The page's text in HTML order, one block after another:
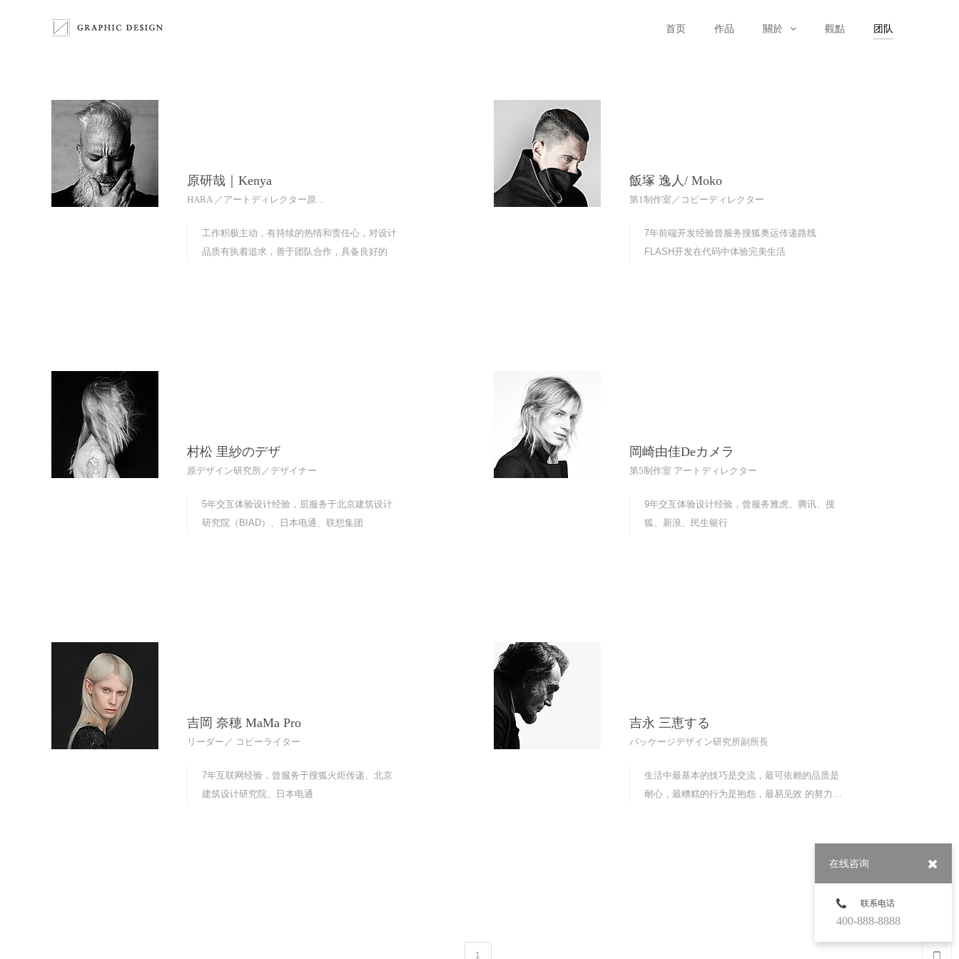
首页 作品 關於 觀點 团队
原研哉｜Kenya
HARA ／アートディレクター原デザイン研究所
工作积极主动，有持续的热情和责任心，对设计
品质有执着追求，善于团队合作，具备良好的
飯塚 逸人/ Moko
第1制作室／コピーディレクター
7年前端开发经验曾服务搜狐奥运传递路线
FLASH开发在代码中体验完美生活
村松 里紗のデザ
原デザイン研究所／デザイナー
5年交互体验设计经验，层服务于北京建筑设计
研究院（BIAD）、日本电通、联想集团
岡崎由佳Deカメラ
第5制作室 アートディレクター
9年交互体验设计经验，曾服务雅虎、腾讯、搜
狐、新浪、民生银行
吉岡 奈穂 MaMa Pro
リーダー／ コピーライター
7年互联网经验，曾服务于搜狐火炬传递、北京
建筑设计研究院、日本电通
吉永 三恵する
パッケージデザイン研究所副所長
生活中最基本的技巧是交流，最可依赖的品质是
耐心，最糟糕的行为是抱怨，最易见效 的努力是
1
在线咨询
联系电话
400-888-8888